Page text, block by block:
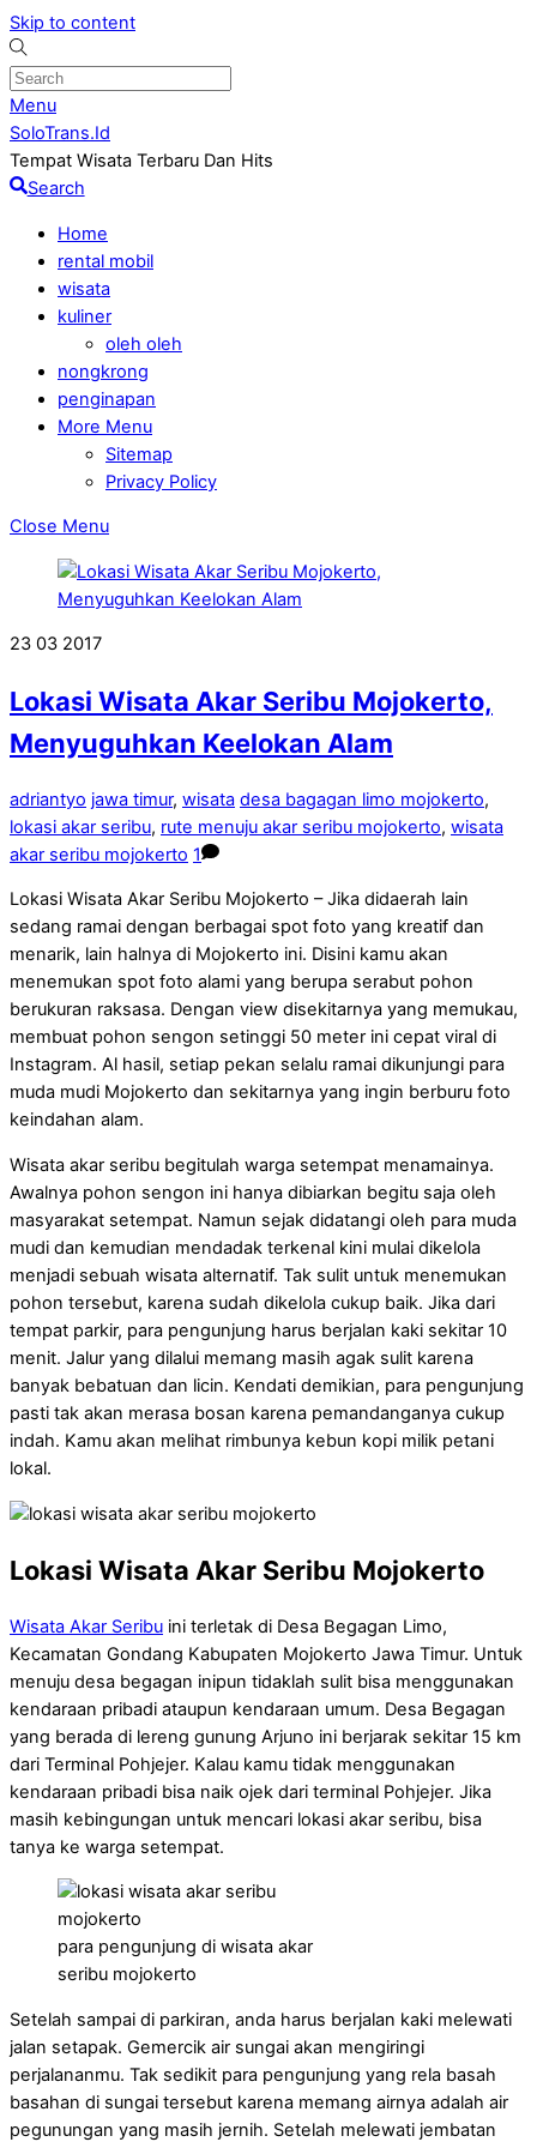
Skip to content
Menu
SoloTrans.Id
Tempat Wisata Terbaru Dan Hits
Search
Home
rental mobil
wisata
kuliner
oleh oleh
nongkrong
penginapan
More Menu
Sitemap
Privacy Policy
Close Menu
23 03 2017
Lokasi Wisata Akar Seribu Mojokerto,
Menyuguhkan Keelokan Alam
adriantyo jawa timur, wisata desa bagagan limo mojokerto,
lokasi akar seribu, rute menuju akar seribu mojokerto, wisata
akar seribu mojokerto 1
Lokasi Wisata Akar Seribu Mojokerto – Jika didaerah lain
sedang ramai dengan berbagai spot foto yang kreatif dan
menarik, lain halnya di Mojokerto ini. Disini kamu akan
menemukan spot foto alami yang berupa serabut pohon
berukuran raksasa. Dengan view disekitarnya yang memukau,
membuat pohon sengon setinggi 50 meter ini cepat viral di
Instagram. Al hasil, setiap pekan selalu ramai dikunjungi para
muda mudi Mojokerto dan sekitarnya yang ingin berburu foto
keindahan alam.
Wisata akar seribu begitulah warga setempat menamainya.
Awalnya pohon sengon ini hanya dibiarkan begitu saja oleh
masyarakat setempat. Namun sejak didatangi oleh para muda
mudi dan kemudian mendadak terkenal kini mulai dikelola
menjadi sebuah wisata alternatif. Tak sulit untuk menemukan
pohon tersebut, karena sudah dikelola cukup baik. Jika dari
tempat parkir, para pengunjung harus berjalan kaki sekitar 10
menit. Jalur yang dilalui memang masih agak sulit karena
banyak bebatuan dan licin. Kendati demikian, para pengunjung
pasti tak akan merasa bosan karena pemandanganya cukup
indah. Kamu akan melihat rimbunya kebun kopi milik petani
lokal.
Lokasi Wisata Akar Seribu Mojokerto
Wisata Akar Seribu ini terletak di Desa Begagan Limo,
Kecamatan Gondang Kabupaten Mojokerto Jawa Timur. Untuk
menuju desa begagan inipun tidaklah sulit bisa menggunakan
kendaraan pribadi ataupun kendaraan umum. Desa Begagan
yang berada di lereng gunung Arjuno ini berjarak sekitar 15 km
dari Terminal Pohjejer. Kalau kamu tidak menggunakan
kendaraan pribadi bisa naik ojek dari terminal Pohjejer. Jika
masih kebingungan untuk mencari lokasi akar seribu, bisa
tanya ke warga setempat.
para pengunjung di wisata akar
seribu mojokerto
Setelah sampai di parkiran, anda harus berjalan kaki melewati
jalan setapak. Gemercik air sungai akan mengiringi
perjalananmu. Tak sedikit para pengunjung yang rela basah
basahan di sungai tersebut karena memang airnya adalah air
pegunungan yang masih jernih. Setelah melewati jembatan